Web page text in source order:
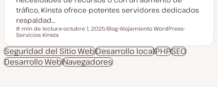
tráfico, Kinsta ofrece potentes servidores dedicados
respaldad…
Tiempo de lectura
8 min de lectura
c
h
a
a
octubre 1, 2025
p
o
d
e
Blog
m
a
Alojamiento WordPress
m
a
Servicios Kinsta
Seguridad del Sitio WebDesarrollo localPHPSEO
Desarrollo WebNavegadores